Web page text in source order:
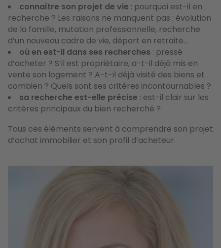
connaître son projet de vie : pourquoi est-il en
recherche ? Les raisons ne manquent pas : évolution
de la famille, mutation professionnelle, recherche
d’un nouveau cadre de vie, départ en retraite…
où en est-il dans ses recherches : pressé
d’acheter ? S’il est propriétaire, a-t-il déjà mis en
vente son logement ? A-t-il déjà visité des biens et
combien ? Quels sont ses critères incontournables ?
sa recherche est-elle précise : est-il clair sur les
critères principaux du bien recherché ?
Tous ces éléments servent à comprendre son projet
d’achat immobilier et son profil d’acheteur.